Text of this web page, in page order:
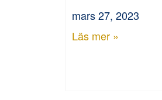
mars 27, 2023
Läs mer »